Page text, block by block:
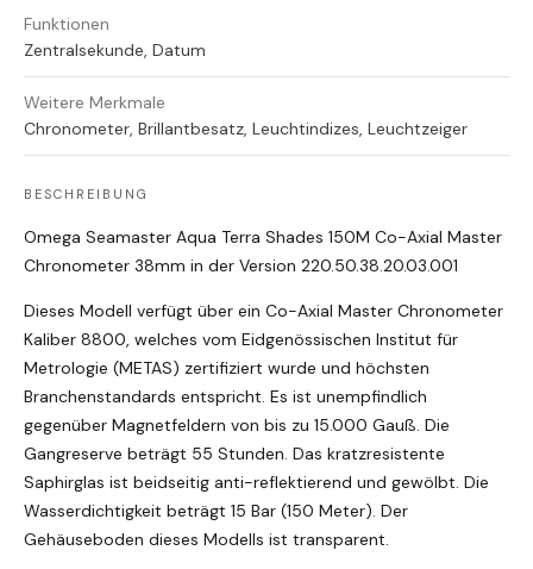
Funktionen
Zentralsekunde, Datum
Weitere Merkmale
Chronometer, Brillantbesatz, Leuchtindizes, Leuchtzeiger
BESCHREIBUNG
Omega Seamaster Aqua Terra Shades 150M Co-Axial Master
Chronometer 38mm in der Version 220.50.38.20.03.001
Dieses Modell verfügt über ein Co-Axial Master Chronometer
Kaliber 8800, welches vom Eidgenössischen Institut für
Metrologie (METAS) zertifiziert wurde und höchsten
Branchenstandards entspricht. Es ist unempfindlich
gegenüber Magnetfeldern von bis zu 15.000 Gauß. Die
Gangreserve beträgt 55 Stunden. Das kratzresistente
Saphirglas ist beidseitig anti-reflektierend und gewölbt. Die
Wasserdichtigkeit beträgt 15 Bar (150 Meter). Der
Gehäuseboden dieses Modells ist transparent.